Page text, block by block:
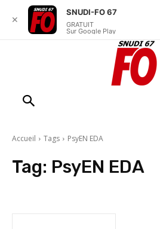
Accueil Tags PsyEN EDA
Tag: PsyEN EDA
✕
SNUDI-FO 67
GRATUIT
Sur Google Play